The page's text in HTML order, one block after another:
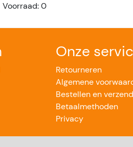
Voorraad: 0
Onze
Retourneren
Algemene
Bestellen en
Betaalmethoden
Privacy